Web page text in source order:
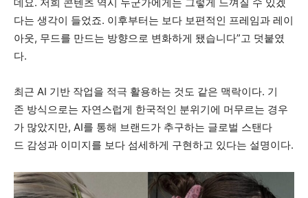
다는 생각이 들었죠. 이후부터는 보다 보편적인 프레임과 레이
아웃, 무드를 만드는 방향으로 변화하게 됐습니다”고 덧붙였
다.
최근 AI 기반 작업을 적극 활용하는 것도 같은 맥락이다. 기
존 방식으로는 자연스럽게 한국적인 분위기에 머무르는 경우
가 많았지만, AI를 통해 브랜드가 추구하는 글로벌 스탠다
드 감성과 이미지를 보다 섬세하게 구현하고 있다는 설명이다.